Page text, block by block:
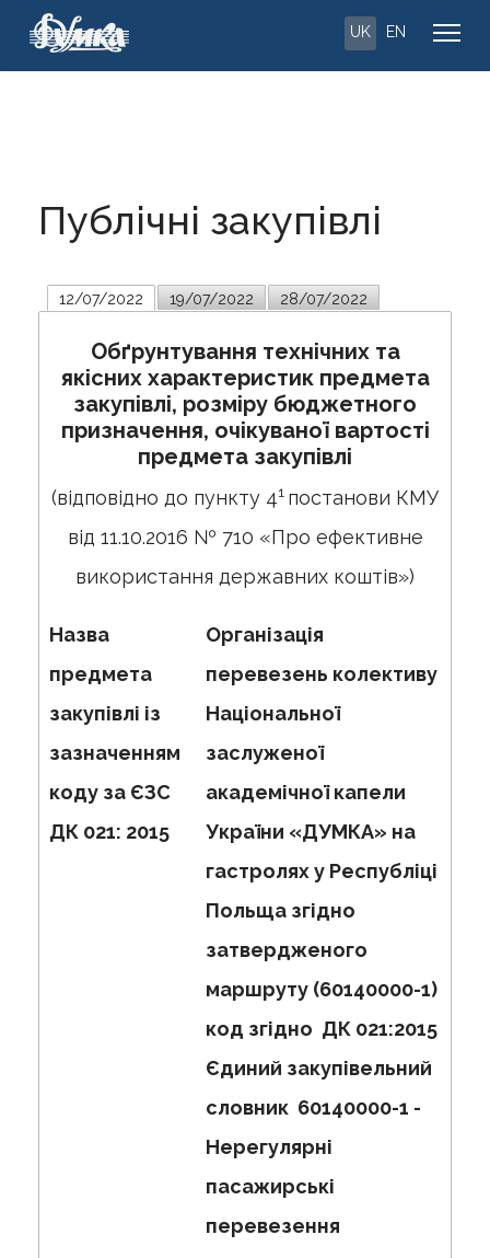
UK EN
Публічні закупівлі
12/07/2022 19/07/2022 28/07/2022
Обґрунтування технічних та
якісних характеристик предмета
закупівлі, розміру бюджетного
призначення, очікуваної вартості
предмета закупівлі
(відповідно до пункту 41 постанови КМУ
від 11.10.2016 № 710 «Про ефективне
використання державних коштів»)
Назва
предмета
закупівлі із
зазначенням
коду за ЄЗС
ДК 021: 2015
Організація
перевезень колективу
Національної
заслуженої
академічної капели
України «ДУМКА» на
гастролях у Республіці
Польща згідно
затвердженого
маршруту (60140000-1)
код згідно ДК 021:2015
Єдиний закупівельний
словник 60140000-1 -
Нерегулярні
пасажирські
перевезення